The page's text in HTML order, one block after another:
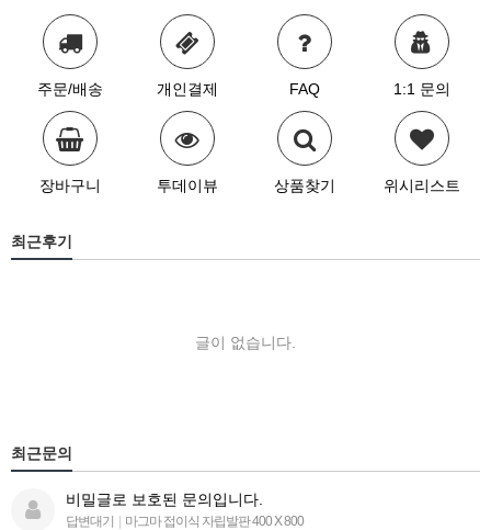
주문/배송 개인결제 FAQ 1:1 문의
장바구니 투데이뷰 상품찾기 위시리스트
최근후기
글이 없습니다.
최근문의
비밀글로 보호된 문의입니다.
답변대기 | 마그마 접이식 자립발판 400 X 800